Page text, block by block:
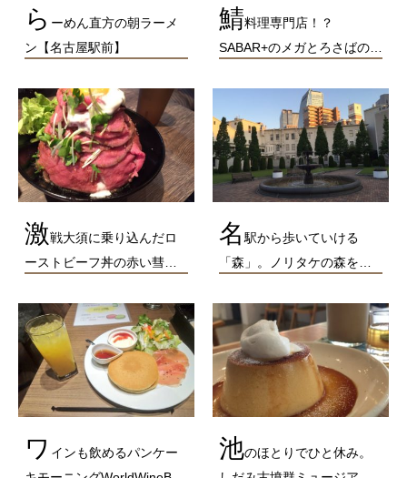
ら ーめん直方の朝ラーメ
ン【名古屋駅前】
鯖料理専門店！？
SABAR+のメガとろさばの…
激戦大須に乗り込んだロ
ーストビーフ丼の赤い彗…
名 駅から歩いていける
「森」。ノリタケの森を…
ワ インも飲めるパンケー
池のほとりでひと休み。